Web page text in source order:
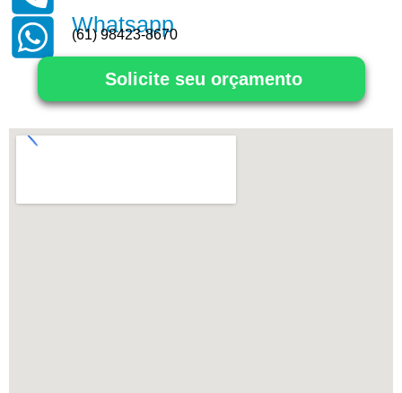
Whatsapp
(61) 98423-8670
Solicite seu orçamento